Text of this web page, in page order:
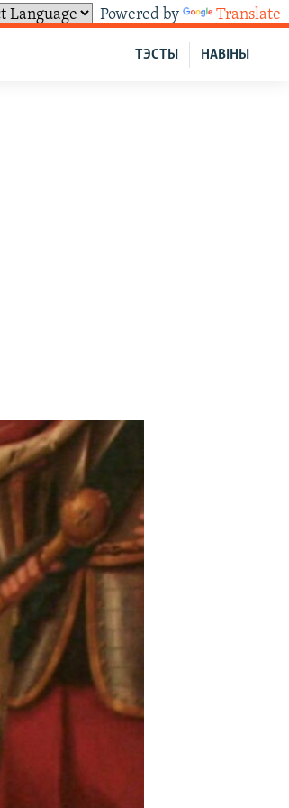
Powered by Translate
НАВІНЫ
ТЭСТЫ